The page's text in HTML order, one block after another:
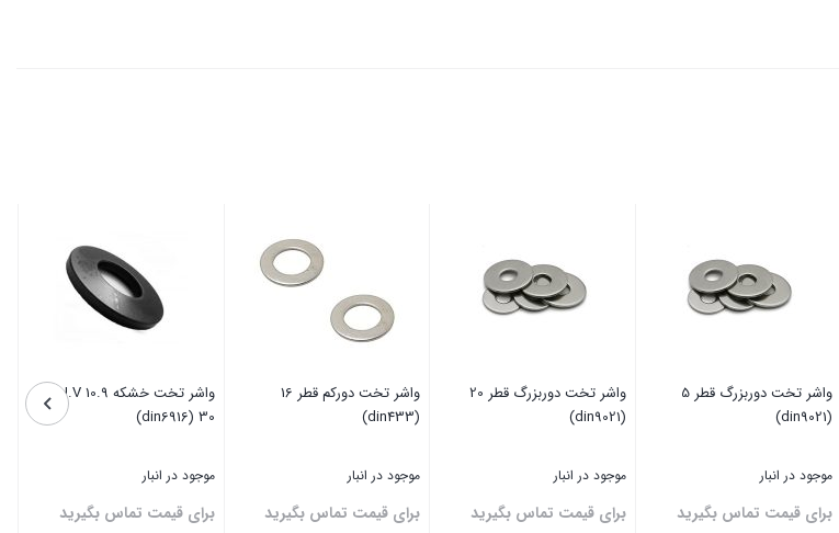
واشر تخت دوربزرگ قطر 5
(din9021)
موجود در انبار
برای قیمت تماس بگیرید
واشر تخت دوربزرگ قطر 20
(din9021)
موجود در انبار
برای قیمت تماس بگیرید
واشر تخت دورکم قطر 16
(din433)
موجود در انبار
برای قیمت تماس بگیرید
واشر تخت خشکه H.V 10.9 قطر
30 (din6916)
موجود در انبار
برای قیمت تماس بگیرید